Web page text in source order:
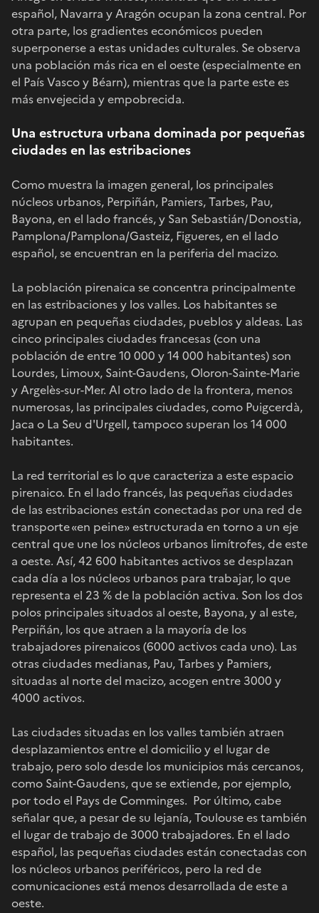
español, Navarra y Aragón ocupan la zona central. Por
otra parte, los gradientes económicos pueden
superponerse a estas unidades culturales. Se observa
una población más rica en el oeste (especialmente en
el País Vasco y Béarn), mientras que la parte este es
más envejecida y empobrecida.
Una estructura urbana dominada por pequeñas
ciudades en las estribaciones
Como muestra la imagen general, los principales
núcleos urbanos, Perpiñán, Pamiers, Tarbes, Pau,
Bayona, en el lado francés, y San Sebastián/Donostia,
Pamplona/Pamplona/Gasteiz, Figueres, en el lado
español, se encuentran en la periferia del macizo.
La población pirenaica se concentra principalmente
en las estribaciones y los valles. Los habitantes se
agrupan en pequeñas ciudades, pueblos y aldeas. Las
cinco principales ciudades francesas (con una
población de entre 10 000 y 14 000 habitantes) son
Lourdes, Limoux, Saint-Gaudens, Oloron-Sainte-Marie
y Argelès-sur-Mer. Al otro lado de la frontera, menos
numerosas, las principales ciudades, como Puigcerdà,
Jaca o La Seu d'Urgell, tampoco superan los 14 000
habitantes.
La red territorial es lo que caracteriza a este espacio
pirenaico. En el lado francés, las pequeñas ciudades
de las estribaciones están conectadas por una red de
transporte «en peine» estructurada en torno a un eje
central que une los núcleos urbanos limítrofes, de este
a oeste. Así, 42 600 habitantes activos se desplazan
cada día a los núcleos urbanos para trabajar, lo que
representa el 23 % de la población activa. Son los dos
polos principales situados al oeste, Bayona, y al este,
Perpiñán, los que atraen a la mayoría de los
trabajadores pirenaicos (6000 activos cada uno). Las
otras ciudades medianas, Pau, Tarbes y Pamiers,
situadas al norte del macizo, acogen entre 3000 y
4000 activos.
Las ciudades situadas en los valles también atraen
desplazamientos entre el domicilio y el lugar de
trabajo, pero solo desde los municipios más cercanos,
como Saint-Gaudens, que se extiende, por ejemplo,
por todo el Pays de Comminges. Por último, cabe
señalar que, a pesar de su lejanía, Toulouse es también
el lugar de trabajo de 3000 trabajadores. En el lado
español, las pequeñas ciudades están conectadas con
los núcleos urbanos periféricos, pero la red de
comunicaciones está menos desarrollada de este a
oeste.